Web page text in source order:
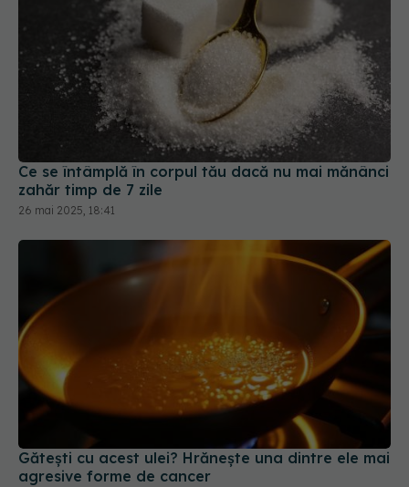
Ce se întâmplă în corpul tău dacă nu mai mănânci
zahăr timp de 7 zile
26 mai 2025, 18:41
Gătești cu acest ulei? Hrănește una dintre ele mai
agresive forme de cancer